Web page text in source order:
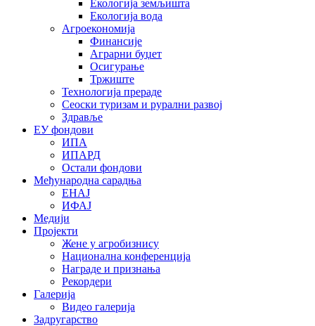
Екологија земљишта
Екологија вода
Агроекономија
Финансије
Аграрни буџет
Осигурање
Тржиште
Технологија прераде
Сеоски туризам и рурални развој
Здравље
ЕУ фондови
ИПА
ИПАРД
Остали фондови
Међународна сарадња
ЕНАЈ
ИФАЈ
Медији
Пројекти
Жене у агробизнису
Национална конференција
Награде и признања
Рекордери
Галерија
Видео галерија
Задругарство